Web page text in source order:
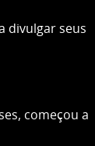
divulgar seus
começou a